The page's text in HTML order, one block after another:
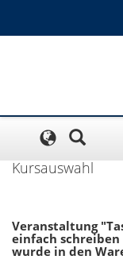
Kursauswahl
Veranstaltung
einfach schreiben
wurde in den